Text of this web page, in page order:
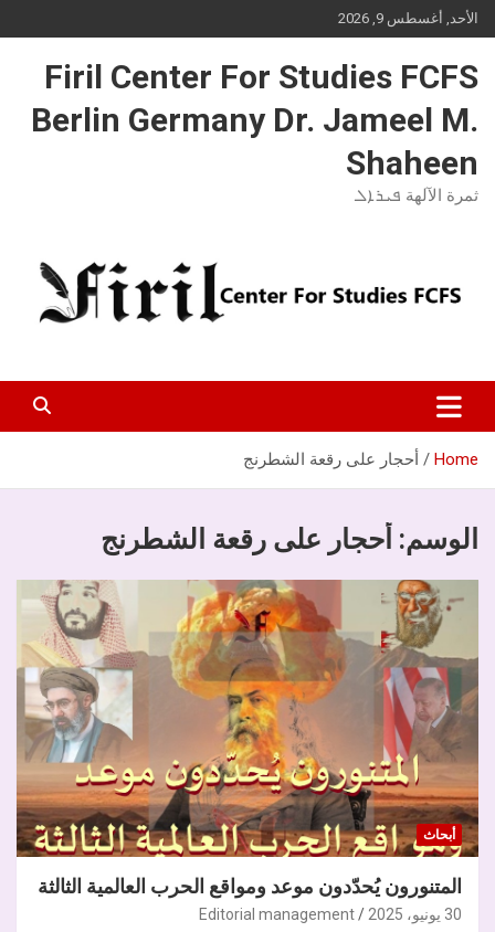
Skip
to
الأحد, أغسطس 9, 2026
Firil Center For Studies FCFS
Berlin Germany Dr. Jameel M.
Shaheen
ثمرة الآلهة ܦܝܪܐܠ
Home أحجار على رقعة الشطرنج
الوسم: أحجار على رقعة الشطرنج
أبحاث
المتنورون يُحدّدون موعد ومواقع الحرب العالمية الثالثة
30 يونيو، 2025 Editorial management